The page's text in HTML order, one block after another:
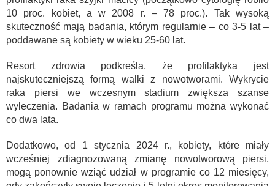
10 proc. kobiet, a w 2008 r. – 78 proc.). Tak wysoką
skuteczność mają badania, którym regularnie – co 3-5 lat –
poddawane są kobiety w wieku 25-60 lat.
Resort zdrowia podkreśla, że profilaktyka jest
najskuteczniejszą formą walki z nowotworami. Wykrycie
raka piersi we wczesnym stadium zwiększa szanse
wyleczenia. Badania w ramach programu można wykonać
co dwa lata.
Dodatkowo, od 1 stycznia 2024 r., kobiety, które miały
wcześniej zdiagnozowaną zmianę nowotworową piersi,
mogą ponownie wziąć udział w programie co 12 miesięcy,